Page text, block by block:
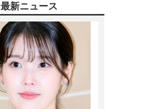
最新ニュース